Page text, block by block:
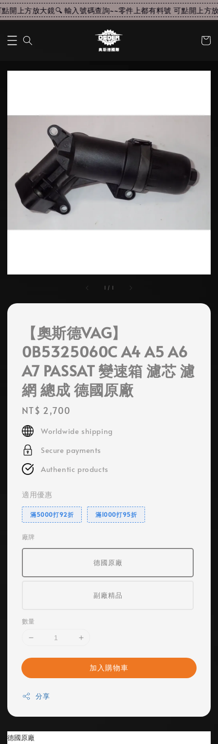
開上方放大鏡🔍 輸入號碼查詢~~零件上都有料號 可點開上方
1 / 1
【奧斯德VAG】
0B5325060C A4 A5 A6
A7 PASSAT 變速箱 濾芯 濾
網 總成 德國原廠
Regular
price
NT$ 2,700
Worldwide shipping
Secure payments
Authentic products
適用優惠
滿5000打92折 滿1000打95折
廠牌
德國原廠
副廠精品
數量
加入購物車
分享
德國原廠